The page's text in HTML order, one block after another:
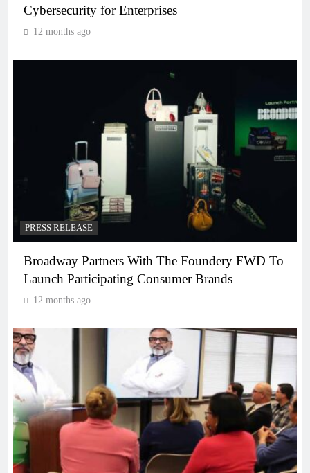
Cybersecurity for Enterprises
12 months ago
PRESS RELEASE
Broadway Partners With The Foundery FWD To
Launch Participating Consumer Brands
12 months ago